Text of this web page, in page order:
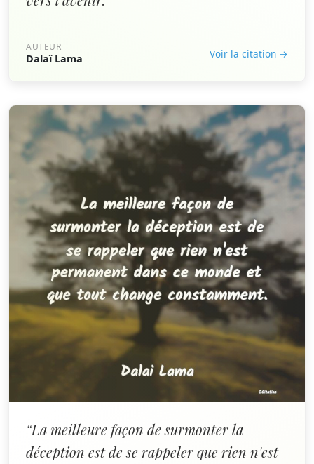
AUTEUR
Dalaï Lama Voir la citation →
“La meilleure façon de surmonter la
déception est de se rappeler que rien n'est